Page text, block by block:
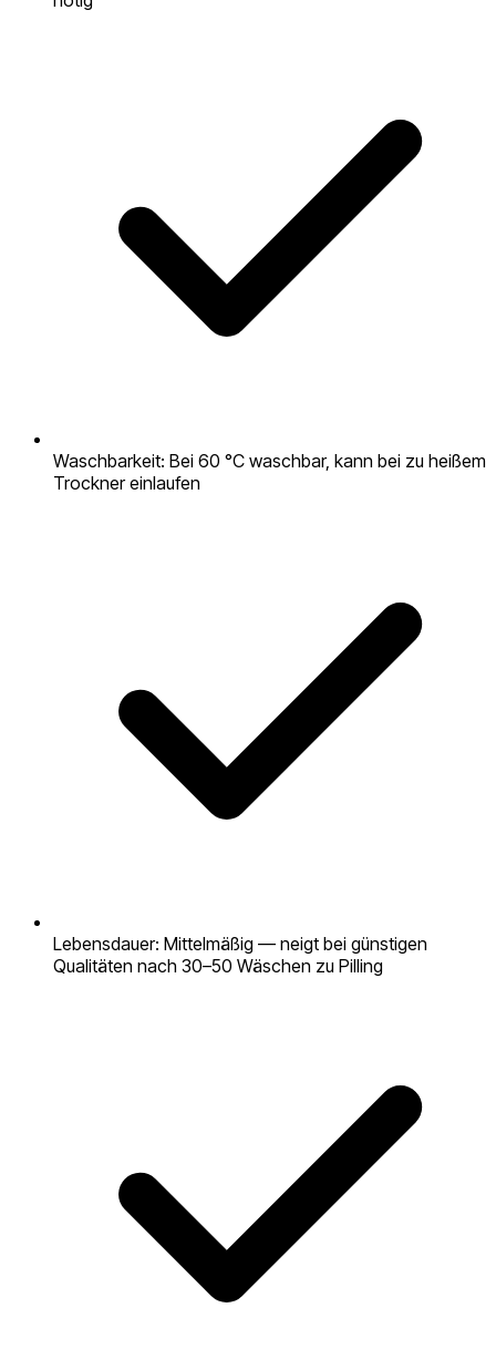
Waschbarkeit: Bei 60 °C waschbar, kann bei zu heißem
Trockner einlaufen
Lebensdauer: Mittelmäßig — neigt bei günstigen
Qualitäten nach 30–50 Wäschen zu Pilling